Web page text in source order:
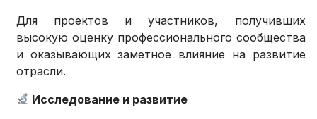
Для проектов и участников, получивших
высокую оценку профессионального сообщества
и оказывающих заметное влияние на развитие
отрасли.
Исследование и развитие